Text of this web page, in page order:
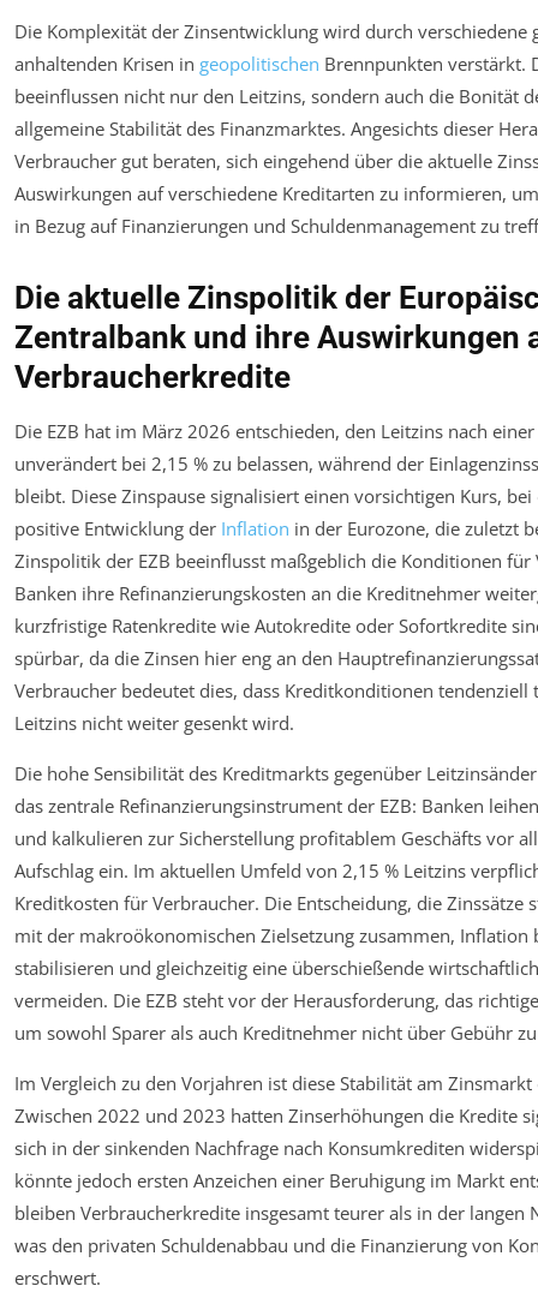
Die Komplexität der Zinsentwicklung wird durch verschiedene
anhaltenden Krisen in geopolitischen Brennpunkten verstärkt.
beeinflussen nicht nur den Leitzins, sondern auch die Bonität
allgemeine Stabilität des Finanzmarktes. Angesichts dieser
Verbraucher gut beraten, sich eingehend über die aktuelle
Auswirkungen auf verschiedene Kreditarten zu informieren,
in Bezug auf Finanzierungen und Schuldenmanagement zu
Die aktuelle Zinspolitik der
Zentralbank und ihre Auswirkungen
Verbraucherkredite
Die EZB hat im März 2026 entschieden, den Leitzins nach
unverändert bei 2,15 % zu belassen, während der
bleibt. Diese Zinspause signalisiert einen vorsichtigen Kurs,
positive Entwicklung der Inflation in der Eurozone, die zuletzt
Zinspolitik der EZB beeinflusst maßgeblich die Konditionen für
Banken ihre Refinanzierungskosten an die Kreditnehmer
kurzfristige Ratenkredite wie Autokredite oder Sofortkredite
spürbar, da die Zinsen hier eng an den
Verbraucher bedeutet dies, dass Kreditkonditionen
Leitzins nicht weiter gesenkt wird.
Die hohe Sensibilität des Kreditmarkts gegenüber
das zentrale Refinanzierungsinstrument der EZB: Banken
und kalkulieren zur Sicherstellung profitablem Geschäfts vor
Aufschlag ein. Im aktuellen Umfeld von 2,15 % Leitzins
Kreditkosten für Verbraucher. Die Entscheidung, die Zinssätze
mit der makroökonomischen Zielsetzung zusammen, Inflation
stabilisieren und gleichzeitig eine überschießende
vermeiden. Die EZB steht vor der Herausforderung, das
um sowohl Sparer als auch Kreditnehmer nicht über Gebühr
Im Vergleich zu den Vorjahren ist diese Stabilität am
Zwischen 2022 und 2023 hatten Zinserhöhungen die Kredite
sich in der sinkenden Nachfrage nach Konsumkrediten
könnte jedoch ersten Anzeichen einer Beruhigung im Markt
bleiben Verbraucherkredite insgesamt teurer als in der langen
was den privaten Schuldenabbau und die Finanzierung von
erschwert.